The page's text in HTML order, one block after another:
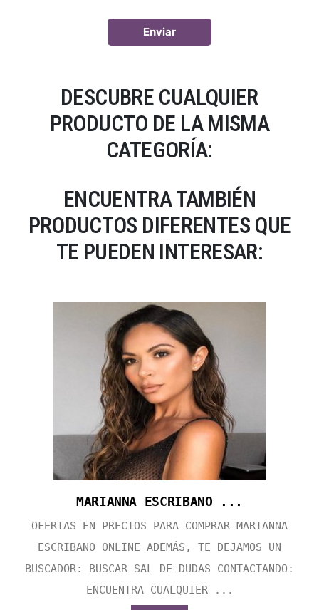
DESCUBRE CUALQUIER
PRODUCTO DE LA MISMA
CATEGORÍA:
ENCUENTRA TAMBIÉN
PRODUCTOS DIFERENTES QUE
TE PUEDEN INTERESAR:
MARIANNA ESCRIBANO ...
OFERTAS EN PRECIOS PARA COMPRAR MARIANNA
ESCRIBANO ONLINE ADEMÁS, TE DEJAMOS UN
BUSCADOR: BUSCAR SAL DE DUDAS CONTACTANDO:
ENCUENTRA CUALQUIER ...